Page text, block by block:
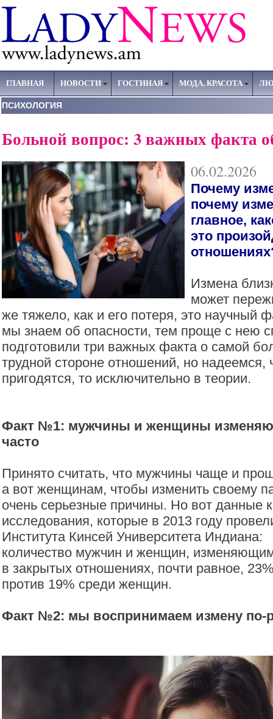
ГЛАВНАЯ НОВОСТИ ГОСТИНАЯ МОДА, КРАСОТА
ПСИХОЛОГИЯ
Больной вопрос: 3 важных факта
06.02.2026
Почему
почему
главное,
это
Измена
может
же тяжело, как и его потеря, это научный
мы знаем об опасности, тем проще с нею
подготовили три важных факта о самой
трудной стороне отношений, но надеемся,
пригодятся, то исключительно в теории.
Факт №1: мужчины и женщины
часто
Принято считать, что мужчины чаще и
а вот женщинам, чтобы изменить своему
очень серьезные причины. Но вот данные
исследования, которые в 2013 году
Института Кинсей Университета Индиана:
количество мужчин и женщин,
в закрытых отношениях, почти равное,
против 19% среди женщин.
Факт №2: мы воспринимаем измену по-